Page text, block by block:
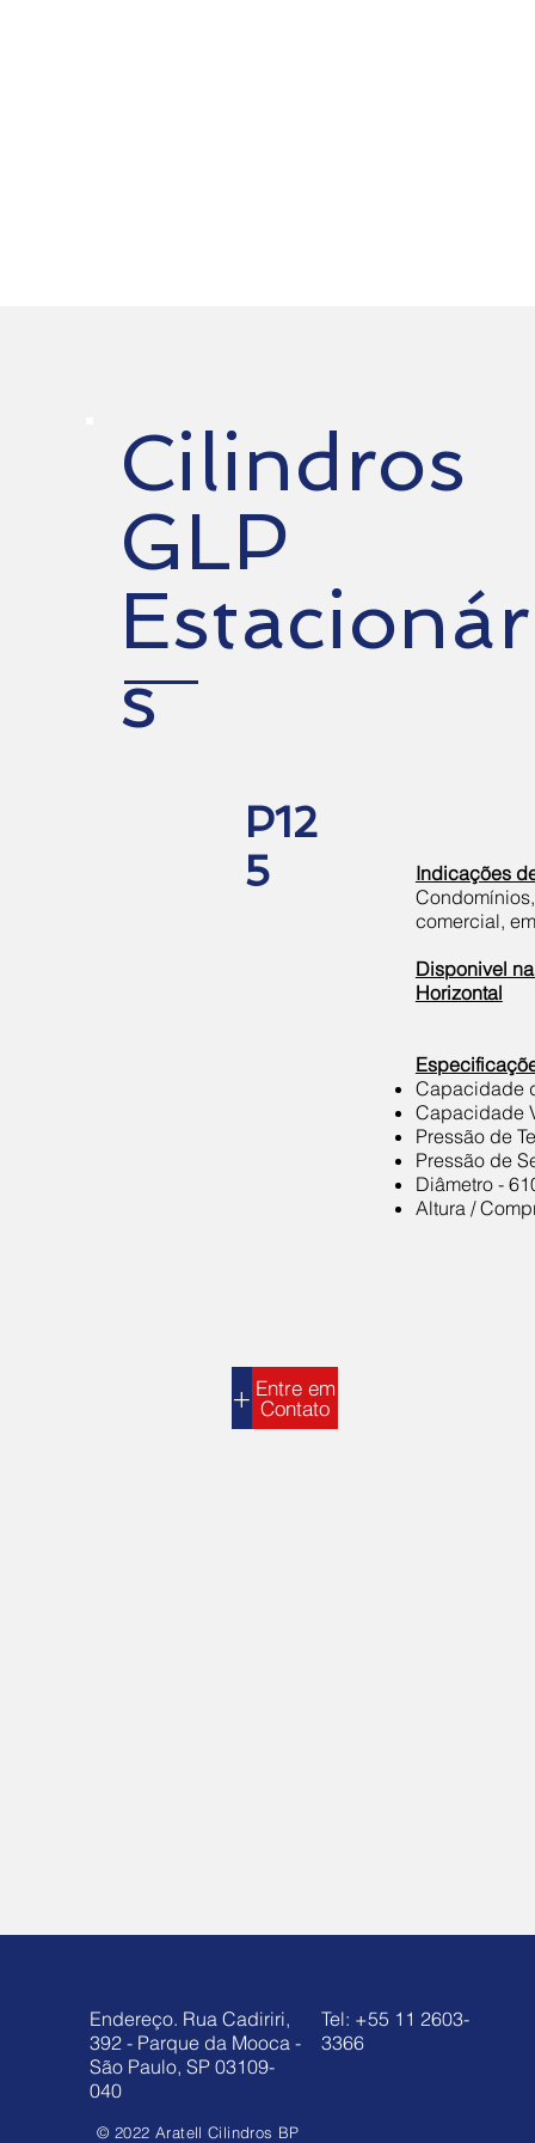
Cilindros
GLP
s
Indicações
comercial,
Disponivel
Horizontal
Capacidade
Capacidade
Pressão de
Pressão de
Diâmetro -
Altura /
P12
5
+ Entre em
Contato
Endereço. Rua Cadiriri,
392 - Parque da Mooca -
São Paulo, SP 03109-
040
© 2022 Aratell Cilindros BP
Tel: +55 11 2603-
3366